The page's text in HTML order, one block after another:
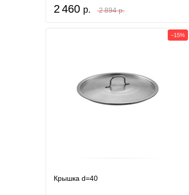
2 460 р. 2 894 р.
Крышка d=40
−15%